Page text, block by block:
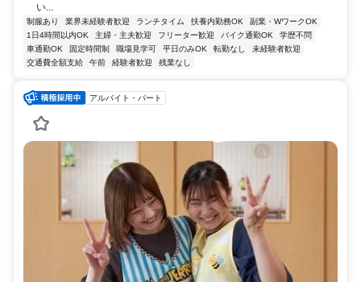
い...
制服あり 業界未経験者歓迎 ランチタイム 扶養内勤務OK
副業・WワークOK
1日4時間以内OK
主婦・主夫歓迎 フリーター歓迎 バイク通勤OK
学歴不問
車通勤OK
固定時間制 職場見学可 平日のみOK 転勤なし
未経験者歓迎
交通費全額支給
午前 経験者歓迎 残業なし
アルバイト・パート